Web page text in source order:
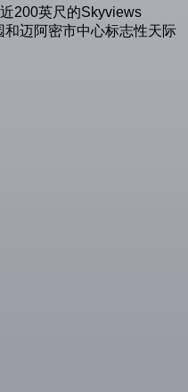
200英尺的Skyviews
迈阿密市中心标志性天际